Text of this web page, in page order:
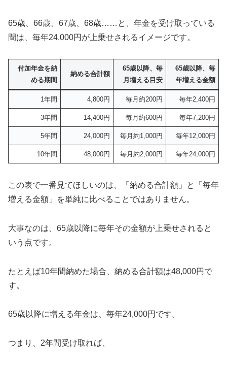
65歳、66歳、67歳、68歳……と、年金を受け取っている
間は、毎年24,000円が上乗せされるイメージです。
付加年金を納
める期間
納める合計額
65歳以降、毎
月増える目安
65歳以降、毎
年増える金額
1年間 4,800円 毎月約200円 毎年2,400円
3年間 14,400円 毎月約600円 毎年7,200円
5年間 24,000円 毎月約1,000円 毎年12,000円
10年間 48,000円 毎月約2,000円 毎年24,000円
この表で一番見てほしいのは、「納める合計額」と「毎年
増える金額」を単純に比べることではありません。
大事なのは、65歳以降に毎年その金額が上乗せされると
いう点です。
たとえば10年間納めた場合、納める合計額は48,000円で
す。
65歳以降に増える年金は、毎年24,000円です。
つまり、2年間受け取れば、